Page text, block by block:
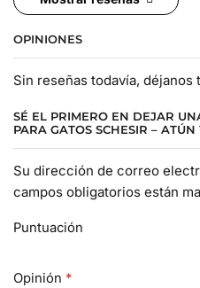
OPINIONES
Sin reseñas todavía, déjanos
SÉ EL PRIMERO EN DEJAR
PARA GATOS SCHESIR –
Su dirección de correo
campos obligatorios están
Puntuación
Opinión *